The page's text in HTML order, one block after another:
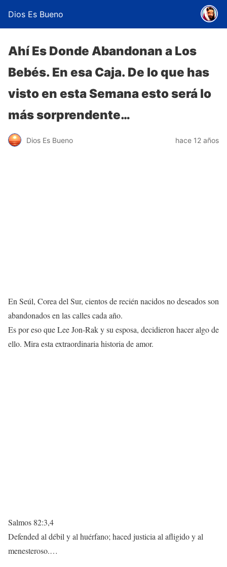
Dios Es Bueno
Ahí Es Donde Abandonan a Los
Bebés. En esa Caja. De lo que has
visto en esta Semana esto será lo
más sorprendente…
Dios Es Bueno hace 12 años
En Seúl, Corea del Sur, cientos de recién nacidos no deseados son
abandonados en las calles cada año.
Es por eso que Lee Jon-Rak y su esposa, decidieron hacer algo de
ello. Mira esta extraordinaria historia de amor.
Salmos 82:3,4
Defended al débil y al huérfano; haced justicia al afligido y al
menesteroso.…